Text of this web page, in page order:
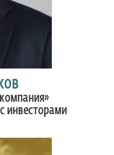
инвесторами